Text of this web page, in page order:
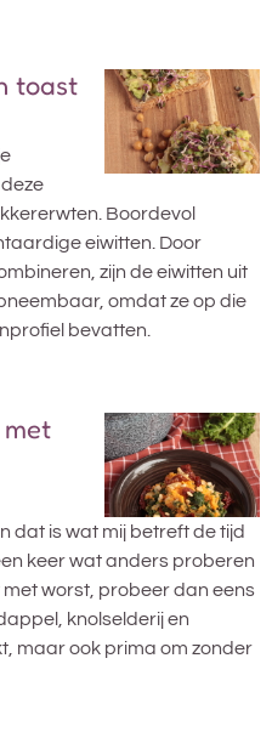
toast
Boordevol
eiwitten. Door
zijn de eiwitten uit
omdat ze op die
bevatten.
dat is wat mij betreft de tijd
keer wat anders proberen
worst, probeer dan eens
knolselderij en
maar ook prima om zonder